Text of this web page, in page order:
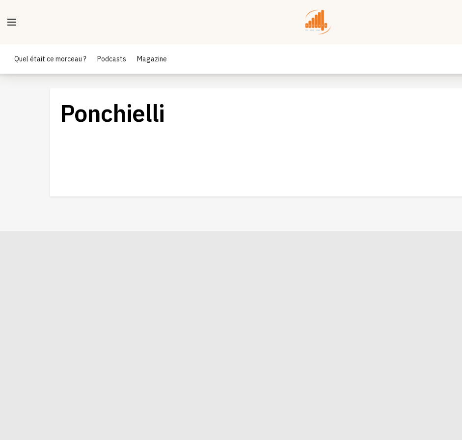
Quel était ce morceau ? Podcasts Magazine
Ponchielli
Tézier et Kaufmann au sommet, la
Weltklasse à Baden-Baden